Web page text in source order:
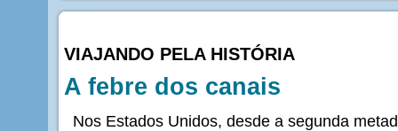
VIAJANDO PELA HISTÓRIA
A febre dos canais
Nos Estados Unidos, desde a segunda